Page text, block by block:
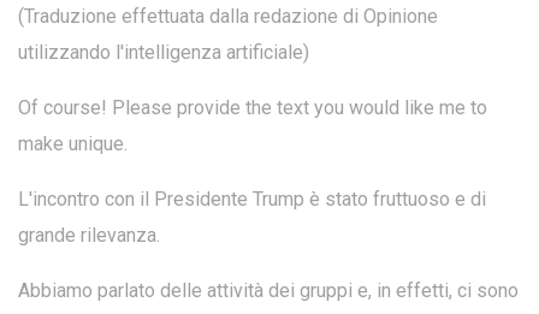
(Traduzione effettuata dalla redazione di Opinione
utilizzando l'intelligenza artificiale)
Of course! Please provide the text you would like me to
make unique.
L'incontro con il Presidente Trump è stato fruttuoso e di
grande rilevanza.
Abbiamo parlato delle attività dei gruppi e, in effetti, ci sono